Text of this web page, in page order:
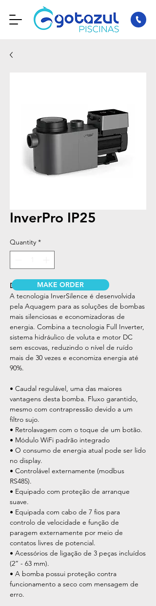
InverPro IP25
Quantity *
DESCRIÇÃO
A tecnologia InverSilence é desenvolvida
pela Aquagem para as soluções de bombas
mais silenciosas e economizadoras de
energia. Combina a tecnologia Full Inverter,
sistema hidráulico de voluta e motor DC
sem escovas, reduzindo o nível de ruído
mais de 30 vezes e economiza energia até
90%.
• Caudal regulável, uma das maiores
vantagens desta bomba. Fluxo garantido,
mesmo com contrapressão devido a um
filtro sujo.
• Retrolavagem com o toque de um botão.
• Módulo WiFi padrão integrado
• O consumo de energia atual pode ser lido
no display.
• Controlável externamente (modbus
RS485).
• Equipado com proteção de arranque
suave.
• Equipada com cabo de 7 fios para
controlo de velocidade e função de
paragem externamente por meio de
contatos livres de potencial.
• Acessórios de ligação de 3 peças incluídos
(2” - 63 mm).
• A bomba possui proteção contra
funcionamento a seco com mensagem de
erro.
MAKE ORDER